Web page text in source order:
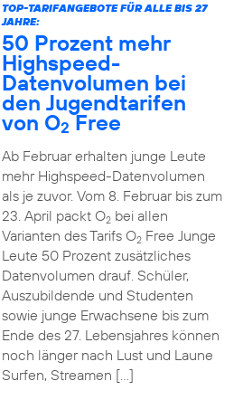
TOP-TARIFANGEBOTE FÜR ALLE BIS 27
JAHRE:
50 Prozent mehr
Highspeed-
Datenvolumen bei
den Jugendtarifen
von O2Free
Ab Februar erhalten junge Leute
mehr Highspeed-Datenvolumen
als je zuvor. Vom 8. Februar bis zum
23. April packt O2bei allen
Varianten des Tarifs O2Free Junge
Leute 50 Prozent zusätzliches
Datenvolumen drauf. Schüler,
Auszubildende und Studenten
sowie junge Erwachsene bis zum
Ende des 27. Lebensjahres können
noch länger nach Lust und Laune
Surfen, Streamen […]